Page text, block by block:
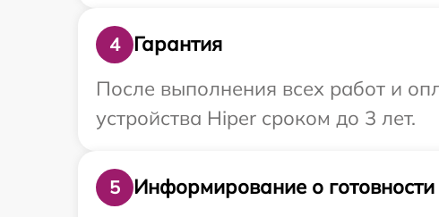
4
Гарантия
После выполнения всех работ и
устройства Hiper сроком до 3 лет.
5
Информирование о готовности